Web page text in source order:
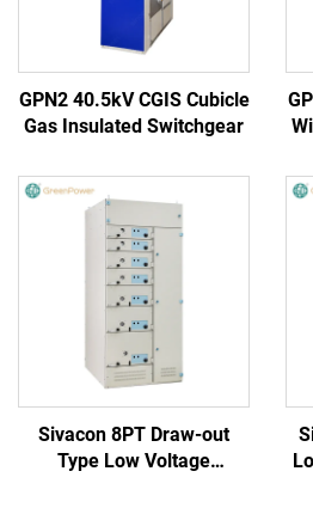
GPN2 40.5kV CGIS Cubicle
Gas Insulated Switchgear
Sivacon 8PT Draw-out
Type Low Voltage